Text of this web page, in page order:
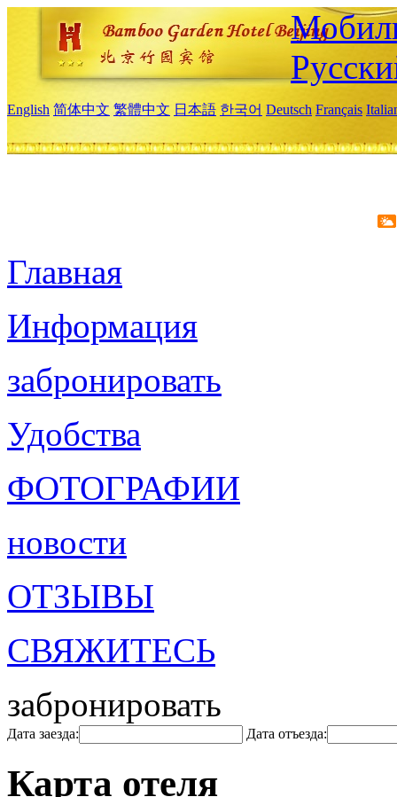
English 简体中文 繁體中文 日本語 한국어 Deutsch Français
Главная
Информация
забронировать
Удобства
ФОТОГРАФИИ
новости
ОТЗЫВЫ
СВЯЖИТЕСЬ
забронировать
Дата заезда: Дата отъезда:
Карта отеля